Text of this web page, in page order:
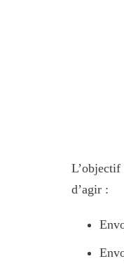
L’objectif
d’agir :